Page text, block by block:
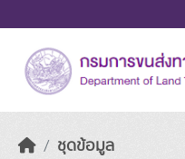
ชุดข้อมูล